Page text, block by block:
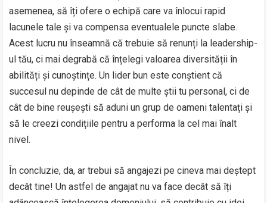
asemenea, să îți ofere o echipă care va înlocui rapid
lacunele tale și va compensa eventualele puncte slabe.
Acest lucru nu înseamnă că trebuie să renunți la leadership-
ul tău, ci mai degrabă că înțelegi valoarea diversității în
abilități și cunoștințe. Un lider bun este conștient că
succesul nu depinde de cât de multe știi tu personal, ci de
cât de bine reușești să aduni un grup de oameni talentați și
să le creezi condițiile pentru a performa la cel mai înalt
nivel.
În concluzie, da, ar trebui să angajezi pe cineva mai deștept
decât tine! Un astfel de angajat nu va face decât să îți